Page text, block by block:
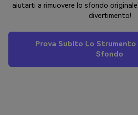
Pulisci tutti questi testi non necessari
di rimozione testo basato su IA per
Prova Subito Lo Strumento Di